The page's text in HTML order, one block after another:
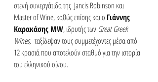
στενή συνεργάτιδα της  Jancis Robinson και
Master of Wine, καθώς επίσης και ο Γιάννης
Καρακάσης MW, ιδρυτής των Great Greek
Wines, ταξίδεψαν τους συμμετέχοντες μέσα από
12 κρασιά που αποτελούν σταθμό για την ιστορία
του ελληνικού οίνου.